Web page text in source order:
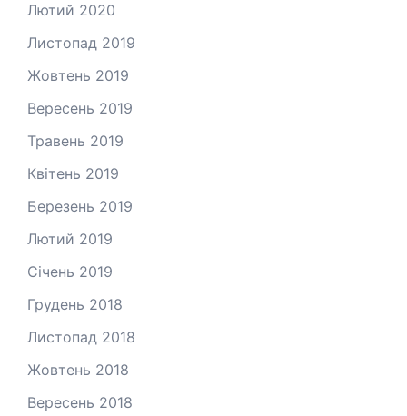
Лютий 2020
Листопад 2019
Жовтень 2019
Вересень 2019
Травень 2019
Квітень 2019
Березень 2019
Лютий 2019
Січень 2019
Грудень 2018
Листопад 2018
Жовтень 2018
Вересень 2018